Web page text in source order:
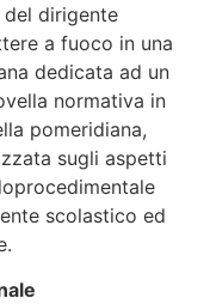
del dirigente
a fuoco in una
dedicata ad un
normativa in
pomeridiana,
sugli aspetti
scolastico ed